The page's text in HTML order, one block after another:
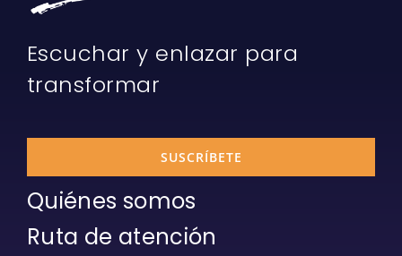
Escuchar y enlazar para
transformar
SUSCRÍBETE
Quiénes somos
Ruta de atención